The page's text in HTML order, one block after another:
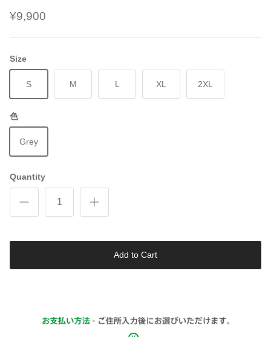
¥9,900
Size
S M L XL 2XL
色
Grey
Quantity
Add to Cart